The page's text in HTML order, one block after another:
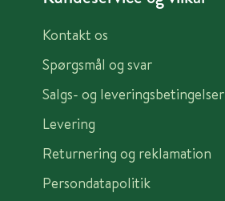
Kontakt os
Spørgsmål og svar
Salgs- og leveringsbetingelser
Levering
Returnering og reklamation
Persondatapolitik